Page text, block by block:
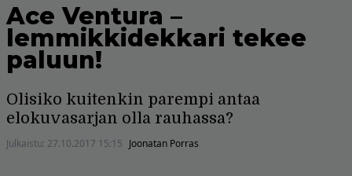
Ace Ventura –
lemmikkidekkari tekee
paluun!
Olisiko kuitenkin parempi antaa
elokuvasarjan olla rauhassa?
Julkaistu: 27.10.2017 15:15 Joonatan Porras